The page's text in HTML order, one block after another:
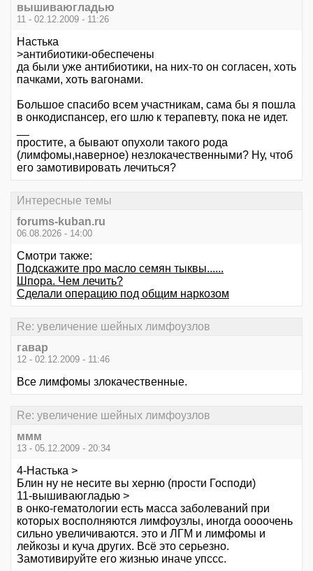
вышиваюгладью
11 - 02.12.2009 - 11:26
Настька
>антибиотики-обеспечены
да были уже антибиотики, на них-то он согласен, хоть
пачками, хоть вагонами.
Большое спасибо всем участникам, сама бы я пошла
в онкодиспансер, его шлю к терапевту, пока не идет.
простите, а бывают опухоли такого рода
(лимфомы,наверное) незлокачественными? Ну, чтоб
его замотивировать лечиться?
Интересные темы
forums-kuban.ru
06.08.2026 - 14:00
Смотри также:
Подскажите про масло семян тыквы......
Шпора. Чем лечить?
Сделали операцию под общим наркозом
Re: увеличение шейных лимфоузлов
гавар
12 - 02.12.2009 - 11:46
Все лимфомы злокачественные.
Re: увеличение шейных лимфоузлов
ммм
13 - 05.12.2009 - 20:34
4-Настька >
Блин ну не несите вы херню (прости Господи)
11-вышиваюгладью >
в онко-гематологии есть масса заболеваний при
которых восполняются лимфоузлы, иногда оооочень
сильно увеличиваются. это и ЛГМ и лимфомы и
лейкозы и куча других. Всё это серьезно.
Замотивируйте его жизнью иначе упссс.